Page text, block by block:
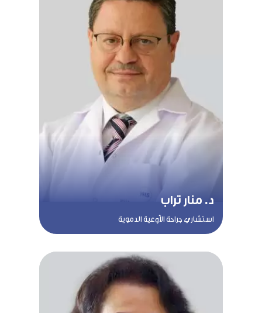
د. منار تراب
استشاري جراحة الأوعية الدموية